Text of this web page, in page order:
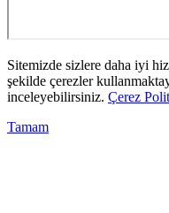
Sitemizde sizlere daha iyi
şekilde çerezler
inceleyebilirsiniz. Çerez
Tamam